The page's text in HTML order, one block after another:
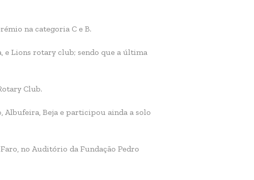
na categoria C e B.
e Lions rotary club; sendo que a última
Club.
Albufeira, Beja e participou ainda a solo
no Auditório da Fundação Pedro